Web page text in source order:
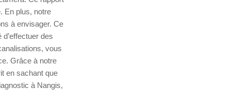
En plus, notre
à envisager. Ce
des
vous
Grâce à notre
en sachant que
à Nangis,